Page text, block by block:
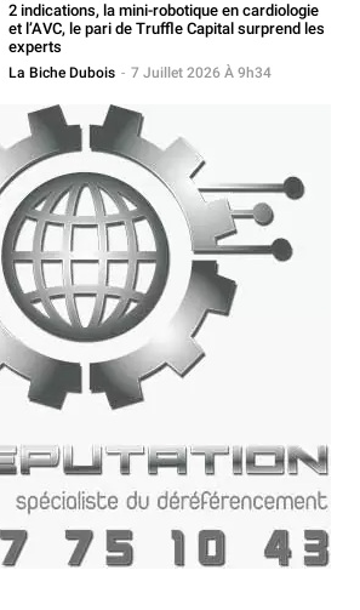
2 indications, la mini-robotique en cardiologie
et l’AVC, le pari de Truffle Capital surprend les
experts
La Biche Dubois - 7 Juillet 2026 À 9h34